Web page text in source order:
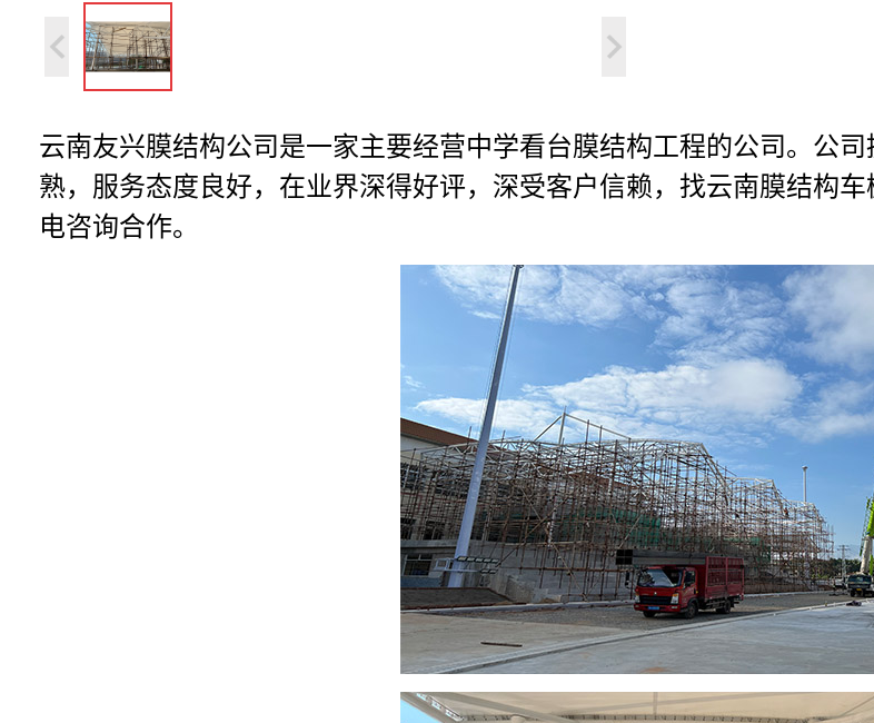
云南友兴膜结构公司是一家主要经营中学看台膜结构工程的公司。公
熟，服务态度良好，在业界深得好评，深受客户信赖，找云南膜结构
电咨询合作。